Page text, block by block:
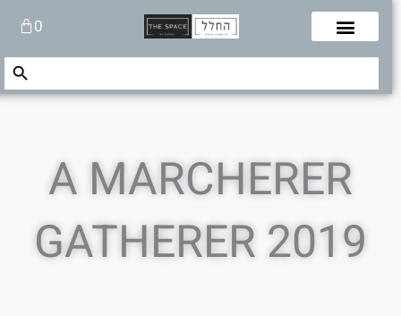
0עגלת
קניות
Search
Search Button
A MARCHERER
GATHERER 2019